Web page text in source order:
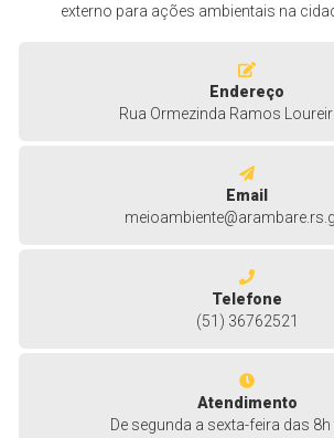
externo para ações ambientais na
Endereço
Rua Ormezinda Ramos
Email
Telefone
(51) 36762521
Atendimento
De segunda a sexta-feira das 8h